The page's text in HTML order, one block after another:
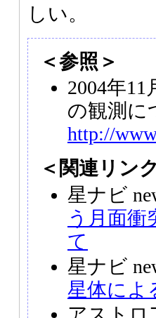
しい。
＜参照＞
2004年
の観測に
http://
＜関連リン
星ナビ
う月面衝
て
星ナビ
星体によ